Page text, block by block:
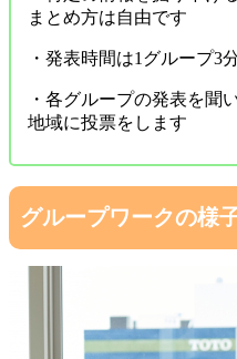
まとめ方は自由です
・発表時間は1グループ3
・各グループの発表を聞
地域に投票をします
グループワークの様